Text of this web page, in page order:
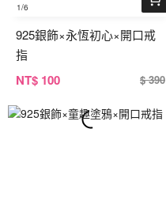
1/6
925銀飾×永恆初心×開口戒
指
NT$ 100 $ 390